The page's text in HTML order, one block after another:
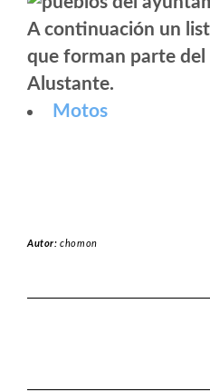
A continuación un
que forman parte
Alustante.
Motos
Autor:chomon